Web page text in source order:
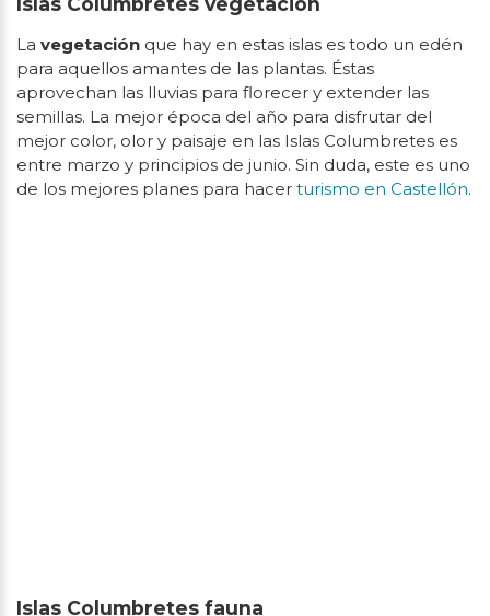
La vegetación que hay en estas islas es todo un edén
para aquellos amantes de las plantas. Éstas
aprovechan las lluvias para florecer y extender las
semillas. La mejor época del año para disfrutar del
mejor color, olor y paisaje en las Islas Columbretes es
entre marzo y principios de junio. Sin duda, este es uno
de los mejores planes para hacer turismo en Castellón.
Islas Columbretes fauna